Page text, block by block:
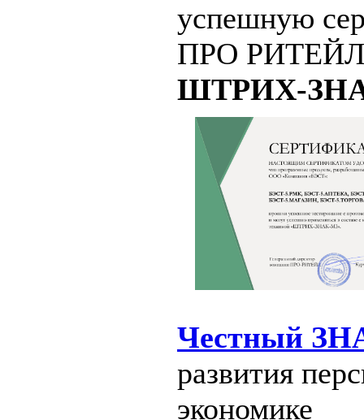
успешную
ПРО РИТЕЙЛ
ШТРИХ-
Честный
развития
экономике